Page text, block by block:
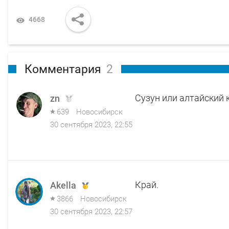
4668
Комментария 2
zn
639
Новосибирск
30 сентября 2023, 22:55
Сузун или алтайский
Akella
3866
Новосибирск
30 сентября 2023, 22:57
Край.